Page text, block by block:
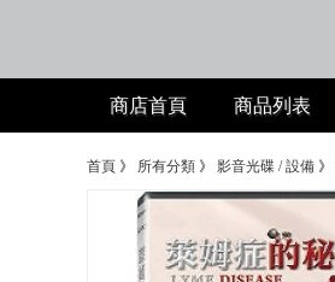
商店首頁 商品列表
首頁 》 所有分類 》 影音光碟 / 設備 》